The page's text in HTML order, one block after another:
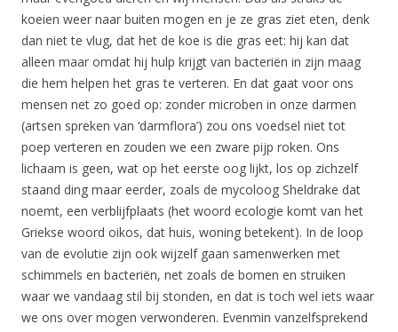
koeien weer naar buiten mogen en je ze gras ziet eten, denk
dan niet te vlug, dat het de koe is die gras eet: hij kan dat
alleen maar omdat hij hulp krijgt van bacteriën in zijn maag
die hem helpen het gras te verteren. En dat gaat voor ons
mensen net zo goed op: zonder microben in onze darmen
(artsen spreken van ‘darmflora’) zou ons voedsel niet tot
poep verteren en zouden we een zware pijp roken. Ons
lichaam is geen, wat op het eerste oog lijkt, los op zichzelf
staand ding maar eerder, zoals de mycoloog Sheldrake dat
noemt, een verblijfplaats (het woord ecologie komt van het
Griekse woord oikos, dat huis, woning betekent). In de loop
van de evolutie zijn ook wijzelf gaan samenwerken met
schimmels en bacteriën, net zoals de bomen en struiken
waar we vandaag stil bij stonden, en dat is toch wel iets waar
we ons over mogen verwonderen. Evenmin vanzelfsprekend